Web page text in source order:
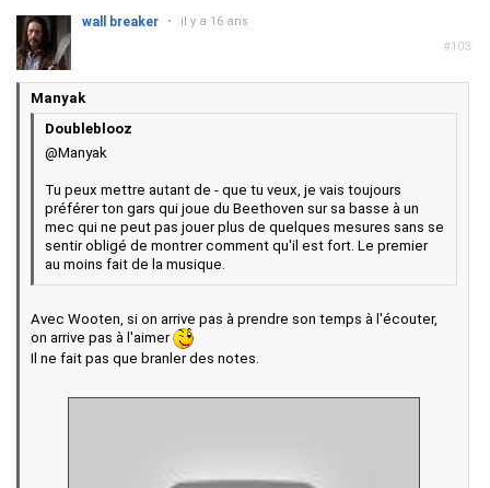
#103
wall breaker • il y a 16 ans
Manyak
Doubleblooz
@Manyak
Tu peux mettre autant de - que tu veux, je vais toujours
préférer ton gars qui joue du Beethoven sur sa basse à un
mec qui ne peut pas jouer plus de quelques mesures sans se
sentir obligé de montrer comment qu'il est fort. Le premier
au moins fait de la musique.
Avec Wooten, si on arrive pas à prendre son temps à l'écouter,
on arrive pas à l'aimer
Il ne fait pas que branler des notes.